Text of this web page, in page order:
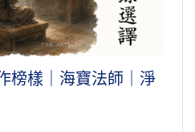
榜樣｜海寶法師｜淨